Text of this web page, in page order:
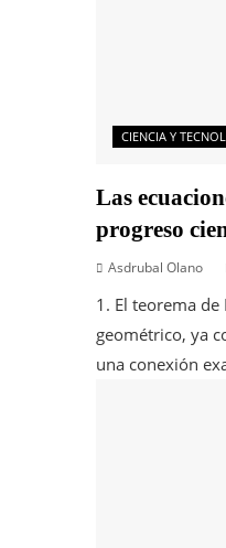
CIENCIA Y
Las
progreso
Asdrubal Olano
1. El teorema de
geométrico, ya
una conexión